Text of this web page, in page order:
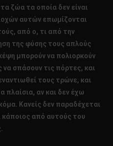
ζώα τα οποία δεν είναι
αυτών επωμίζονται
από ο, τι από την
της φύσης τους απλούς
μπορούν να πολιορκούν
σπάσουν τις πόρτες, και
τους τρώνε, και
πλαίσια, αν και δεν έχω
Κανείς δεν παραδέχεται
κάποιος από αυτούς του